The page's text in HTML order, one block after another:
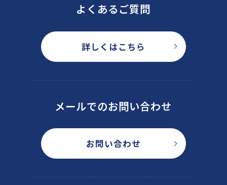
よくあるご質問
詳しくはこちら
メールでのお問い合わせ
お問い合わせ